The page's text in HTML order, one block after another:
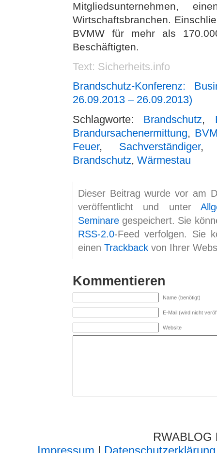
Mitgliedsunternehmen,
Wirtschaftsbranchen.
BVMW für mehr als
Beschäftigten.
Text: Sicherheits.info
Brandschutz-Konferenz:
26.09.2013 – 26.09.2013)
Schlagworte: Brandschutz,
Brandursachenermittung,
Feuer, Sachverständiger
Brandschutz, Wärmestau
Dieser Beitrag wurde vor am
veröffentlicht und unter
Seminare gespeichert. Sie
RSS-2.0-Feed verfolgen. Sie
einen Trackback von Ihrer
Kommentieren
Name (benötigt)
E-Mail (wird nicht
Website
Impressum | Datenschutzerklärung